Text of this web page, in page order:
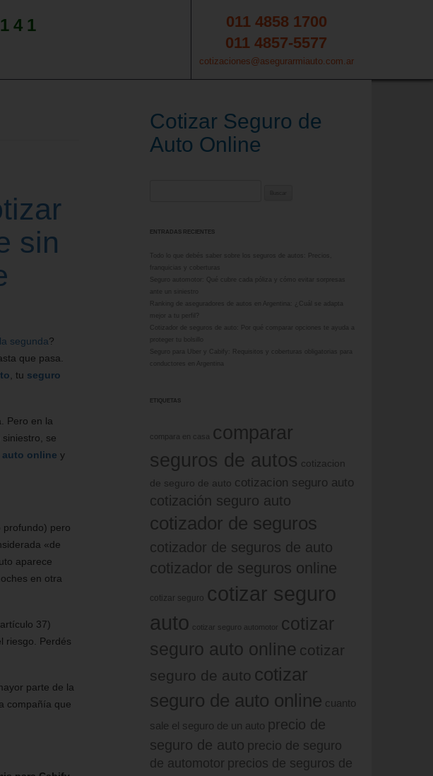
011 4858 1700
011 4857-5577
cotizaciones@asegurarmiauto.com.ar
sin
la segunda?
que pasa.
, tu seguro
Pero en la
se
online y
profundo) pero
«de
aparece
en otra
37)
riesgo. Perdés
parte de la
compañía que
Cotizar Seguro de
Auto Online
ENTRADAS RECIENTES
Seguro automotor: Qué cubre cada póliza y cómo evitar sorpresas
Cotizador de seguros de auto: Por qué comparar opciones te ayuda a
Seguro para Uber y Cabify: Requisitos y coberturas obligatorias para
ETIQUETAS
compara en casa comparar
seguros de autos cotizacion
de seguro de auto cotizacion seguro auto
cotización seguro auto
cotizador de seguros
cotizador de seguros de auto
cotizador de seguros online
cotizar seguro cotizar seguro
auto
cotizar seguro automotor cotizar
seguro auto online cotizar
seguro de auto cotizar
seguro de auto online cuanto
sale el seguro de un auto precio de
seguro de auto precio de seguro
de automotor precios de seguros de